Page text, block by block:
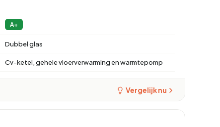
A+
Dubbel glas
Cv-ketel, gehele vloerverwarming en warmtepomp
Vergelijk nu